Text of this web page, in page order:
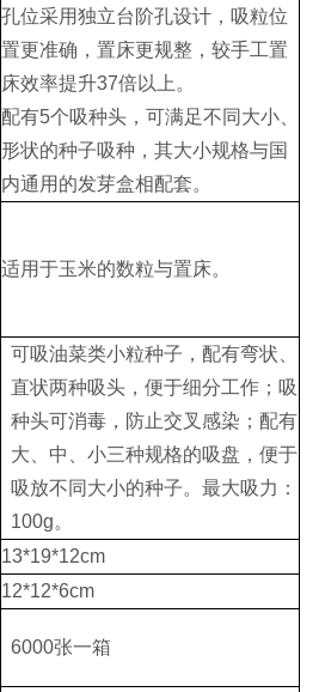
孔位采用独立台阶孔设计，吸粒位
置更准确，置床更规整，较手工置
床效率提升37倍以上。
配有5个吸种头，可满足不同大小、
形状的种子吸种，其大小规格与国
内通用的发芽盒相配套。
适用于玉米的数粒与置床。
可吸油菜类小粒种子，配有弯状、
直状两种吸头，便于细分工作；吸
种头可消毒，防止交叉感染；配有
大、中、小三种规格的吸盘，便于
吸放不同大小的种子。最大吸力：
100g。
13*19*12cm
12*12*6cm
6000张一箱